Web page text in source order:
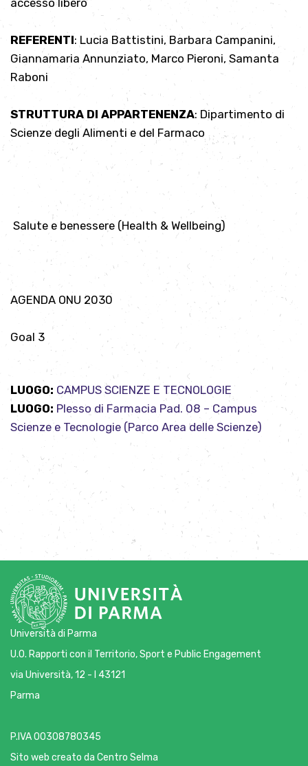
accesso libero
REFERENTI: Lucia Battistini, Barbara Campanini,
Giannamaria Annunziato, Marco Pieroni, Samanta
Raboni
STRUTTURA DI APPARTENENZA: Dipartimento di
Scienze degli Alimenti e del Farmaco
Salute e benessere (Health & Wellbeing)
AGENDA ONU 2030
Goal 3
LUOGO: CAMPUS SCIENZE E TECNOLOGIE
LUOGO: Plesso di Farmacia Pad. 08 – Campus
Scienze e Tecnologie (Parco Area delle Scienze)
Università di Parma
U.O. Rapporti con il Territorio, Sport e Public Engagement
via Università, 12 - I 43121
Parma
P.IVA 00308780345
Sito web creato da Centro Selma